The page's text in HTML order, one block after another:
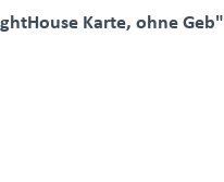
Karte, ohne Geb"